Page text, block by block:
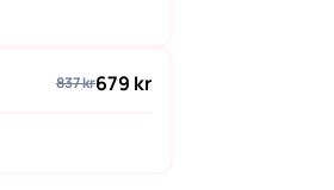
837 kr679 kr